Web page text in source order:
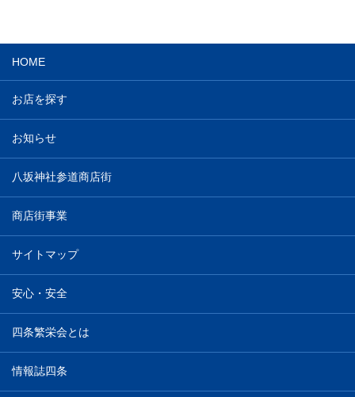
HOME
お店を探す
お知らせ
八坂神社参道商店街
商店街事業
サイトマップ
安心・安全
四条繁栄会とは
情報誌四条